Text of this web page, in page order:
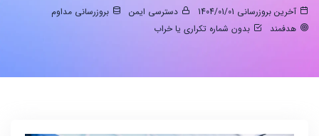
آخرین بروزرسانی 1404/01/01 دسترسی ایمن
بروزرسانی مداوم
هدفمند
بدون شماره تکراری یا خراب